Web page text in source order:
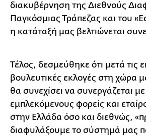
διακυβέρνηση της Διεθνούς
Παγκόσμιας Τράπεζας και του
η κατάταξή μας βελτιώνεται
Τέλος, δεσμεύθηκε ότι μετά τις
βουλευτικές εκλογές στη χώρα
θα συνεχίσει να συνεργάζεται
εμπλεκόμενους φορείς και
στην Ελλάδα όσο και διεθνώς,
διαφυλάξουμε το σύστημά μας